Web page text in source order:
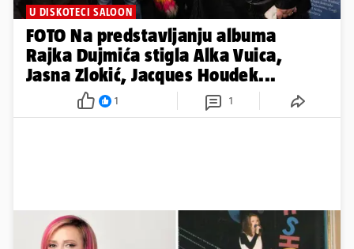
U DISKOTECI SALOON
FOTO Na predstavljanju albuma
Rajka Dujmića stigla Alka Vuica,
Jasna Zlokić, Jacques Houdek...
1 1